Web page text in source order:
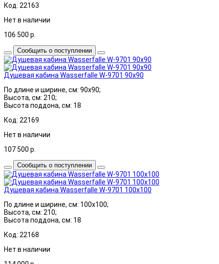
Код: 22163
Нет в наличии
106 500 р.
Сообщить о поступлении
Душевая кабина Wasserfalle W-9701 90x90
По длине и ширине, см: 90x90;
Высота, см: 210;
Высота поддона, см: 18
Код: 22169
Нет в наличии
107 500 р.
Сообщить о поступлении
Душевая кабина Wasserfalle W-9701 100x100
По длине и ширине, см: 100x100;
Высота, см: 210;
Высота поддона, см: 18
Код: 22168
Нет в наличии